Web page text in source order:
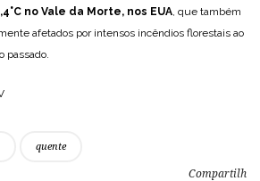
no Vale da Morte, nos EUA, que também
afetados por intensos incêndios florestais ao
passado.
quente
Compartilh